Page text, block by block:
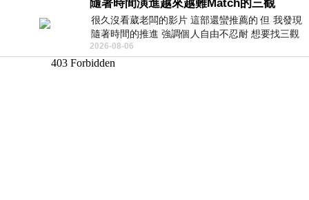
隨著時間演進越來越難Match的三觀
很久沒看葳老闆的影片 這部還蠻推薦的 但 我發現
隨著時間的推進 強調個人自由不忍耐 想要找三觀
接近的不要說對象 連朋友都超
2026-08-06